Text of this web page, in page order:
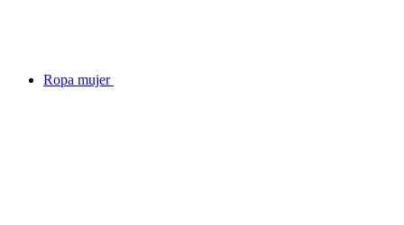
Ropa mujer